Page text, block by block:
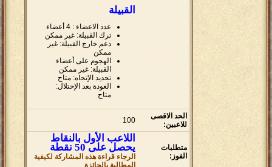
القبيلة
عدد الاعضاء : 4 أعضاء
ترك القبيلة: غير ممكن
دعم خارج القبيلة: غير
ممكن
الهجوم على أعضاء
القبيلة: غير ممكن
تحديد الإتجاه: متاح
العودة بعد الإحتلال:
متاح
الحد الاقصى
للاعبين:
100
متطلبات
الفوز:
اللاعب الأول بالنقاط
يحصل على 50 نقطة
الرجاء قراءة هذه المشاركة لكيفية